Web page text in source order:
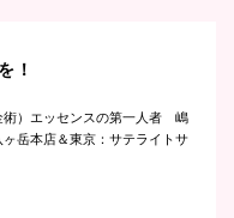
！
術）エッセンスの第一人者 嶋
岳本店＆東京：サテライトサ